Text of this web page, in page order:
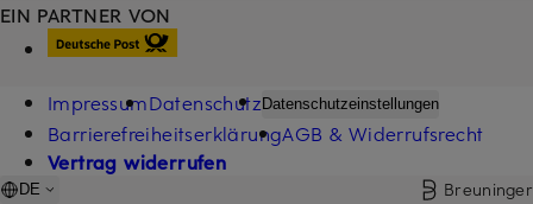
EIN PARTNER VON
ImpressumDatenschutzDatenschutzeinstellungen
BarrierefreiheitserklärungAGB & Widerrufsrecht
Vertrag widerrufen
DE Breuninger